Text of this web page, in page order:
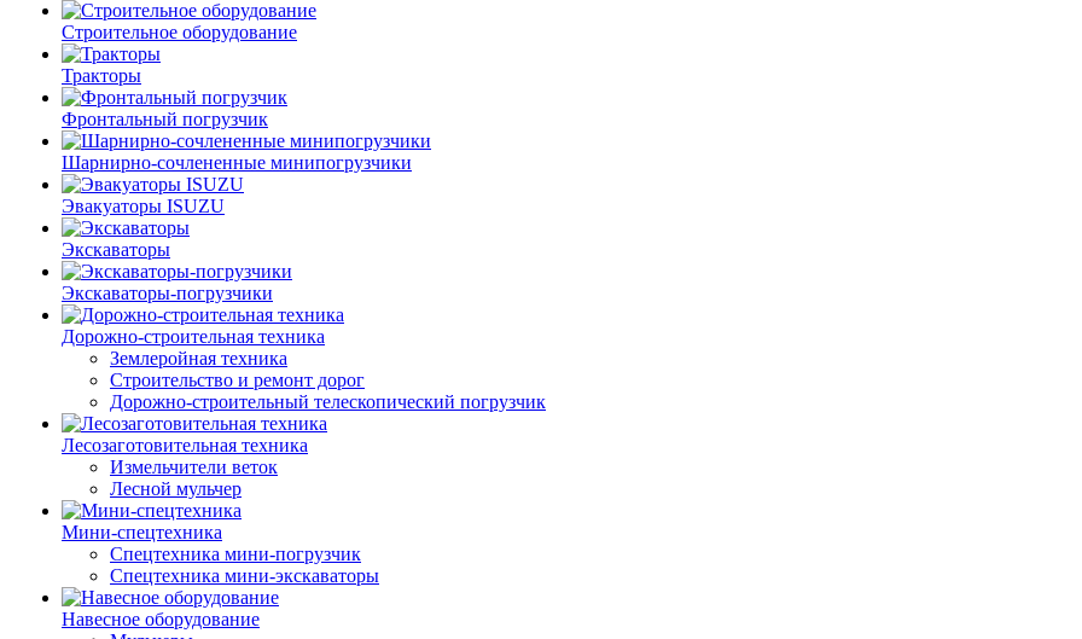
Строительное оборудование
Тракторы
Фронтальный погрузчик
Шарнирно-сочлененные минипогрузчики
Эвакуаторы ISUZU
Экскаваторы
Экскаваторы-погрузчики
Дорожно-строительная техника
Землеройная техника
Строительство и ремонт дорог
Дорожно-строительный телескопический погрузчик
Лесозаготовительная техника
Измельчители веток
Лесной мульчер
Мини-спецтехника
Спецтехника мини-погрузчик
Спецтехника мини-экскаваторы
Навесное оборудование